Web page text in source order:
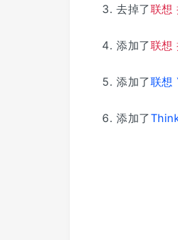
去掉了联想
添加了联想
添加了联想
添加了